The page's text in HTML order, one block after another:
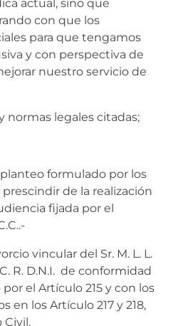
actual, sino que
con que los
para que tengamos
y con perspectiva de
nuestro servicio de
normas legales citadas;
formulado por los
prescindir de la realización
fijada por el
vincular del Sr. M. L. L.
C. R. D.N.I. de conformidad
el Artículo 215 y con los
en los Artículo 217 y 218,
Civil.